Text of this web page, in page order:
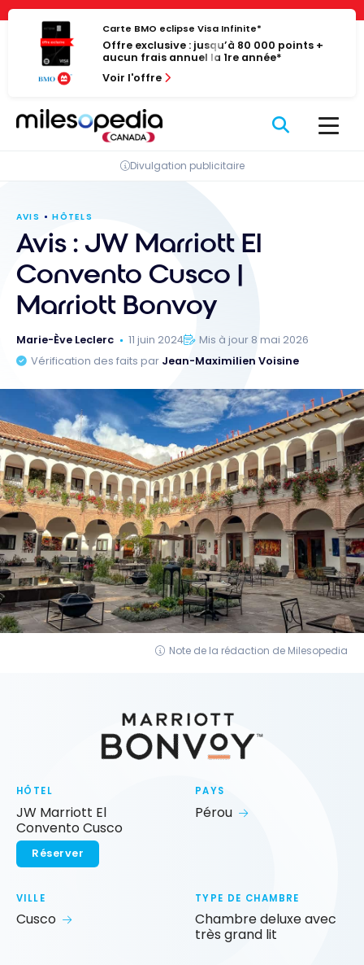
Panneau de gestion des cookies
Passer
contenu
Carte BMO eclipse Visa Infinite*
Offre exclusive : jusqu’à 80 000 points +
aucun frais annuel la 1re année*
Voir l'offre
Divulgation publicitaire
AVIS HÔTELS
Avis : JW Marriott El
Convento Cusco |
Marriott Bonvoy
Marie-Ève Leclerc 11 juin 2024
Mis à jour 8 mai 2026
Vérification des faits par Jean-Maximilien Voisine
Note de la rédaction de Milesopedia
HÔTEL
JW Marriott El
Convento Cusco
Réserver
PAYS
Pérou
VILLE
Cusco
TYPE DE CHAMBRE
Chambre deluxe avec
très grand lit